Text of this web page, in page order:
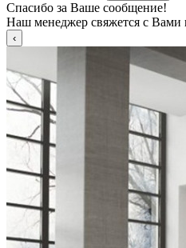
Спасибо за Ваше сообщение!
Наш менеджер свяжется с Вами